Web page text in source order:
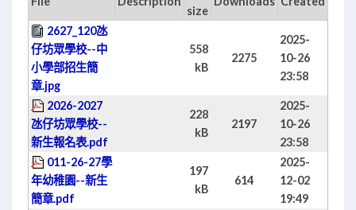
size
2627_120氹
仔坊眾學校--中
小學部招生簡
章.jpg
558
kB
2275
2025-
10-26
23:58
2026-2027
氹仔坊眾學校--
新生報名表.pdf
228
kB
2197
2025-
10-26
23:58
011-26-27學
年幼稚園--新生
簡章.pdf
197
kB
614
2025-
12-02
19:49